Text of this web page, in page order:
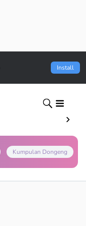
Install
Kumpulan Dongeng